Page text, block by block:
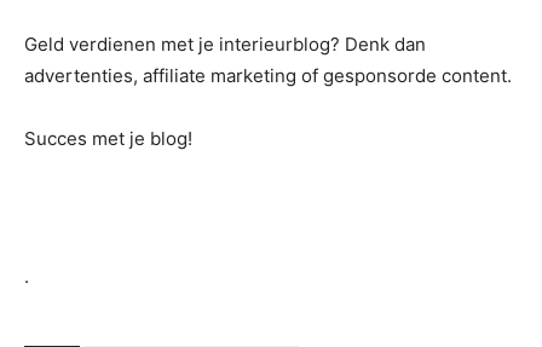
Geld verdienen met je interieurblog? Denk dan
advertenties, affiliate marketing of gesponsorde content.
Succes met je blog!
.